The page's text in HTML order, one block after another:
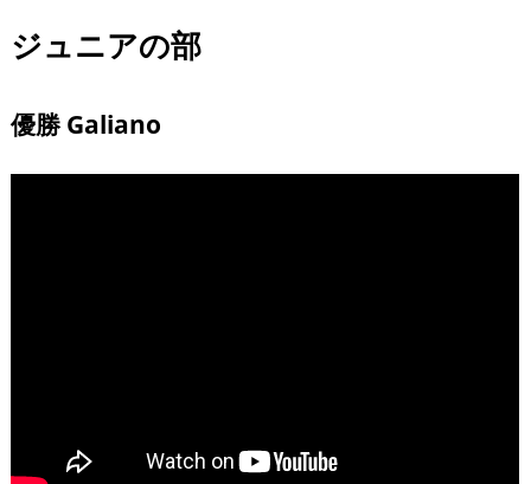
ジュニアの部
優勝 Galiano